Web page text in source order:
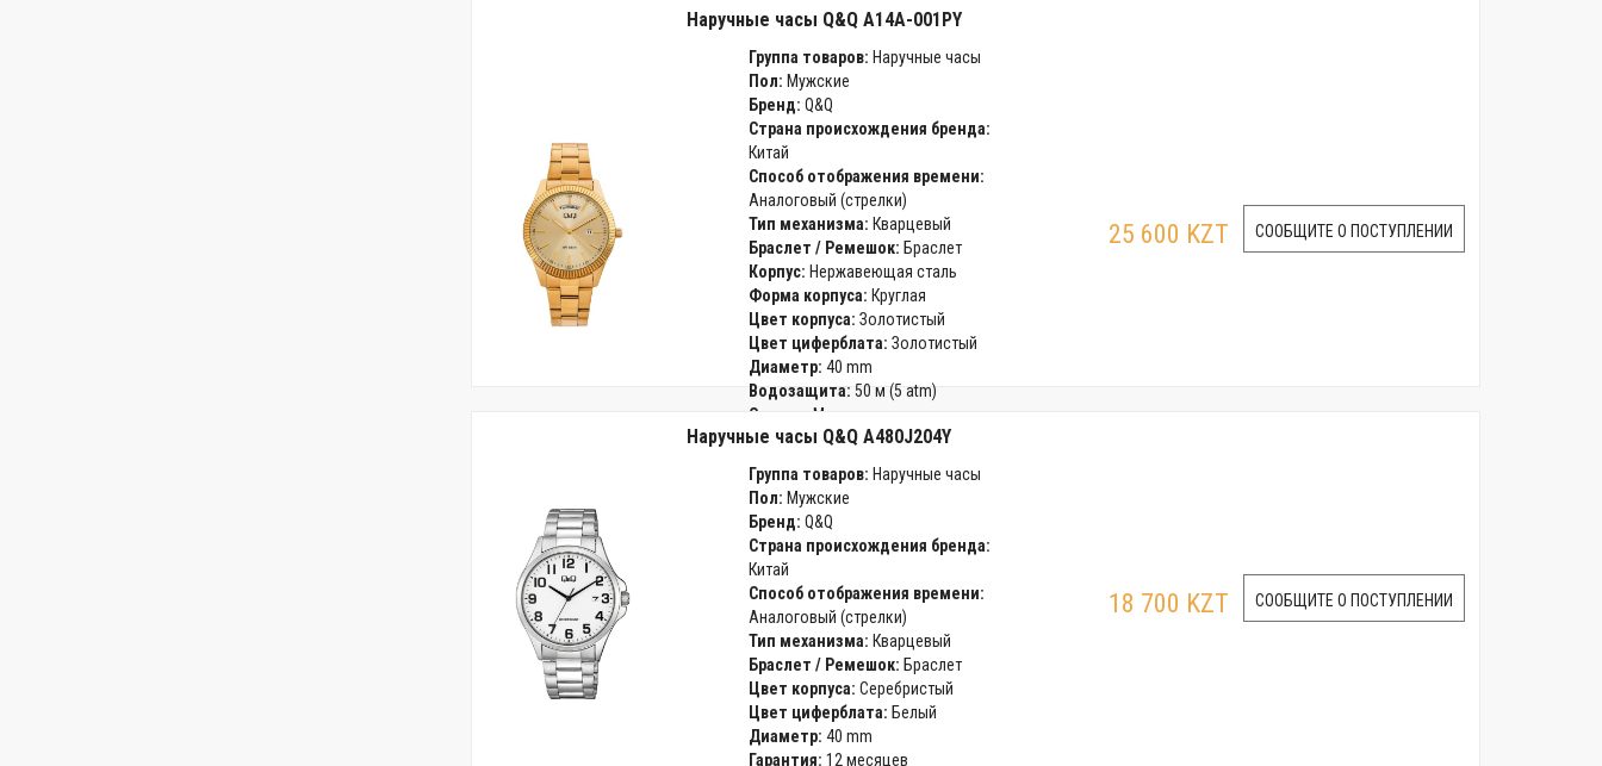
Стекло:Минеральное
Наручные часы Q&Q A14A-001PY
Группа товаров: Наручные часы
Пол: Мужские
Бренд: Q&Q
Страна происхождения бренда:
Китай
Способ отображения времени:
Аналоговый (стрелки)
Тип механизма: Кварцевый
Браслет / Ремешок: Браслет
Корпус: Нержавеющая сталь
Форма корпуса: Круглая
Цвет корпуса: Золотистый
Цвет циферблата: Золотистый
Диаметр: 40 mm
Водозащита: 50 м (5 atm)
Стекло:
Минеральное
Гарантия: 12 месяцев
25 600 KZT СООБЩИТЕ О ПОСТУПЛЕНИИ
Наручные часы Q&Q A480J204Y
Группа товаров: Наручные часы
Пол: Мужские
Бренд: Q&Q
Страна происхождения бренда:
Китай
Способ отображения времени:
Аналоговый (стрелки)
Тип механизма: Кварцевый
Браслет / Ремешок: Браслет
Цвет корпуса: Серебристый
Цвет циферблата: Белый
Диаметр: 40 mm
Гарантия: 12 месяцев
18 700 KZT СООБЩИТЕ О ПОСТУПЛЕНИИ